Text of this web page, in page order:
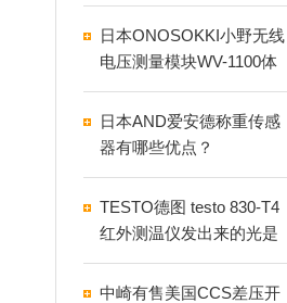
日本ONOSOKKI小野无线
电压测量模块WV-1100体
积小巧可长时间测量
日本AND爱安德称重传感
器有哪些优点？
TESTO德图 testo 830-T4
红外测温仪发出来的光是
什么？具有什么作用？
中崎有售美国CCS差压开